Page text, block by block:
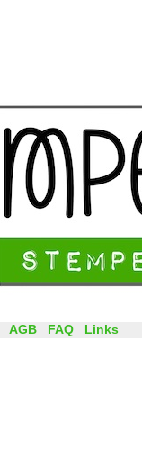
AGB FAQ Links